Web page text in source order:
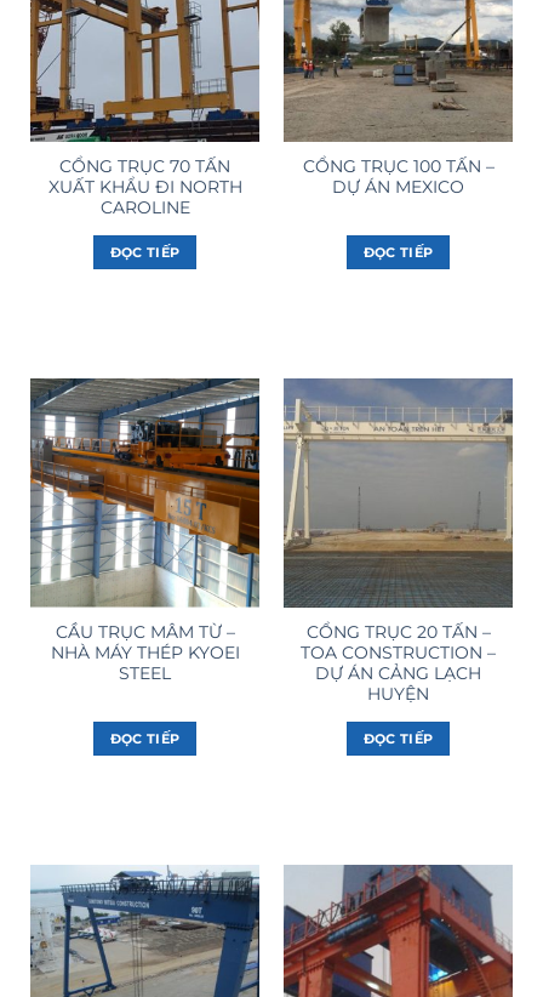
CỔNG TRỤC 70 TẤN
XUẤT KHẨU ĐI NORTH
CAROLINE
ĐỌC TIẾP
CỔNG TRỤC 100 TẤN –
DỰ ÁN MEXICO
ĐỌC TIẾP
CẦU TRỤC MÂM TỪ –
NHÀ MÁY THÉP KYOEI
STEEL
ĐỌC TIẾP
CỔNG TRỤC 20 TẤN –
TOA CONSTRUCTION –
DỰ ÁN CẢNG LẠCH
HUYỆN
ĐỌC TIẾP